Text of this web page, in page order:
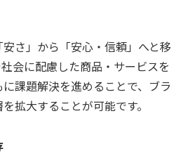
さ」から「安心・信頼」へと移
会に配慮した商品・サービスを
課題解決を進めることで、ブラ
拡大することが可能です。